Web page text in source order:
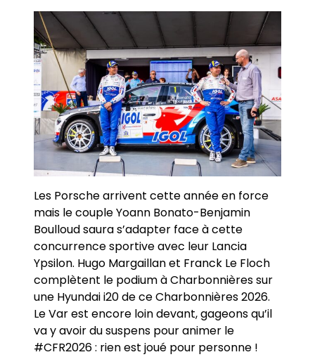
Les Porsche arrivent cette année en force
mais le couple Yoann Bonato-Benjamin
Boulloud saura s’adapter face à cette
concurrence sportive avec leur Lancia
Ypsilon. Hugo Margaillan et Franck Le Floch
complètent le podium à Charbonnières sur
une Hyundai i20 de ce Charbonnières 2026.
Le Var est encore loin devant, gageons qu’il
va y avoir du suspens pour animer le
#CFR2026 : rien est joué pour personne !